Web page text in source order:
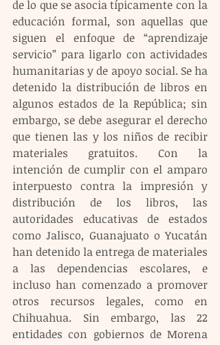
de lo que se asocia típicamente con la
educación formal, son aquellas que
siguen el enfoque de “aprendizaje
servicio” para ligarlo con actividades
humanitarias y de apoyo social. Se ha
detenido la distribución de libros en
algunos estados de la República; sin
embargo, se debe asegurar el derecho
que tienen las y los niños de recibir
materiales gratuitos. Con la
intención de cumplir con el amparo
interpuesto contra la impresión y
distribución de los libros, las
autoridades educativas de estados
como Jalisco, Guanajuato o Yucatán
han detenido la entrega de materiales
a las dependencias escolares, e
incluso han comenzado a promover
otros recursos legales, como en
Chihuahua. Sin embargo, las 22
entidades con gobiernos de Morena